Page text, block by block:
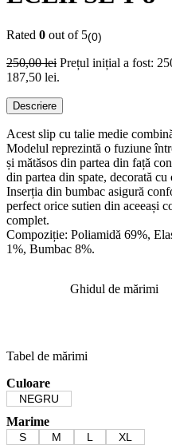
Rated 0 out of 5(0)
250,00lei Prețul inițial a fost:
187,50 lei.
Descriere
Acest slip cu talie medie
Modelul reprezintă o fuziune
și mătăsos din partea din față
din partea din spate, decorată cu
Inserția din bumbac asigură
perfect orice sutien din aceeași
complet.
Compoziție: Poliamidă 69%,
1%, Bumbac 8%.
Ghidul de mărimi
Tabel de mărimi
Culoare
NEGRU
Marime
S M L
XL